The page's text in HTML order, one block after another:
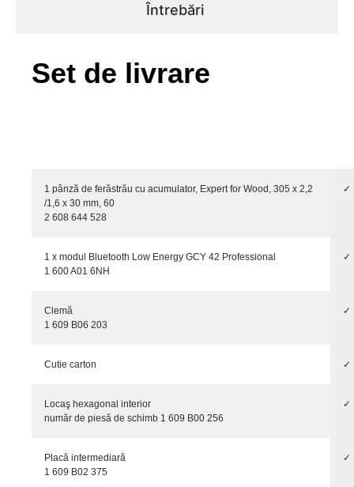
Întrebări
Set de livrare
1 pânză de ferăstrău cu acumulator, Expert for Wood, 305 x 2,2
/1,6 x 30 mm, 60
2 608 644 528
✓
1 x modul Bluetooth Low Energy GCY 42 Professional
1 600 A01 6NH
✓
Clemă
1 609 B06 203
✓
Cutie carton ✓
Locaş hexagonal interior
număr de piesă de schimb 1 609 B00 256
✓
Placă intermediară
1 609 B02 375
✓